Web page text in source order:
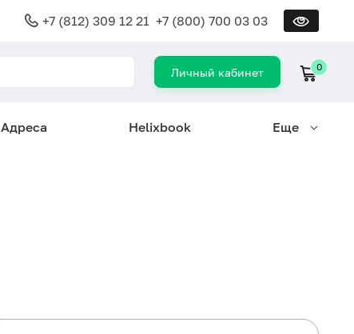
+7 (812) 309 12 21 +7 (800) 700 03 03
Личный кабинет 0
Адреса Helixbook Еще